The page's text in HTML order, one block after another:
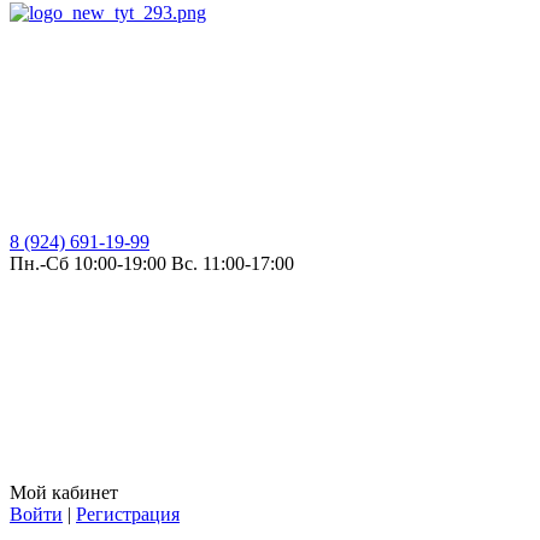
8 (924) 691-19-99
Пн.-Сб 10:00-19:00 Вс. 11:00-17:00
Мой кабинет
Войти | Регистрация